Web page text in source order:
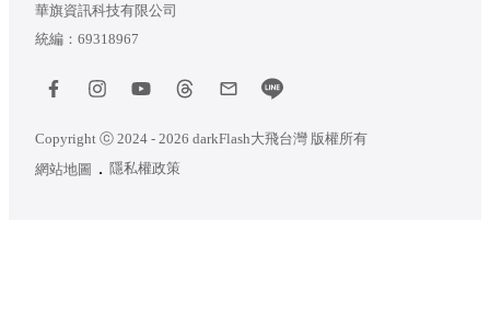
華旗資訊科技有限公司
統編：69318967
Copyright ⓒ 2024 - 2026 darkFlash大飛台灣 版權所有
網站地圖
隱私權政策